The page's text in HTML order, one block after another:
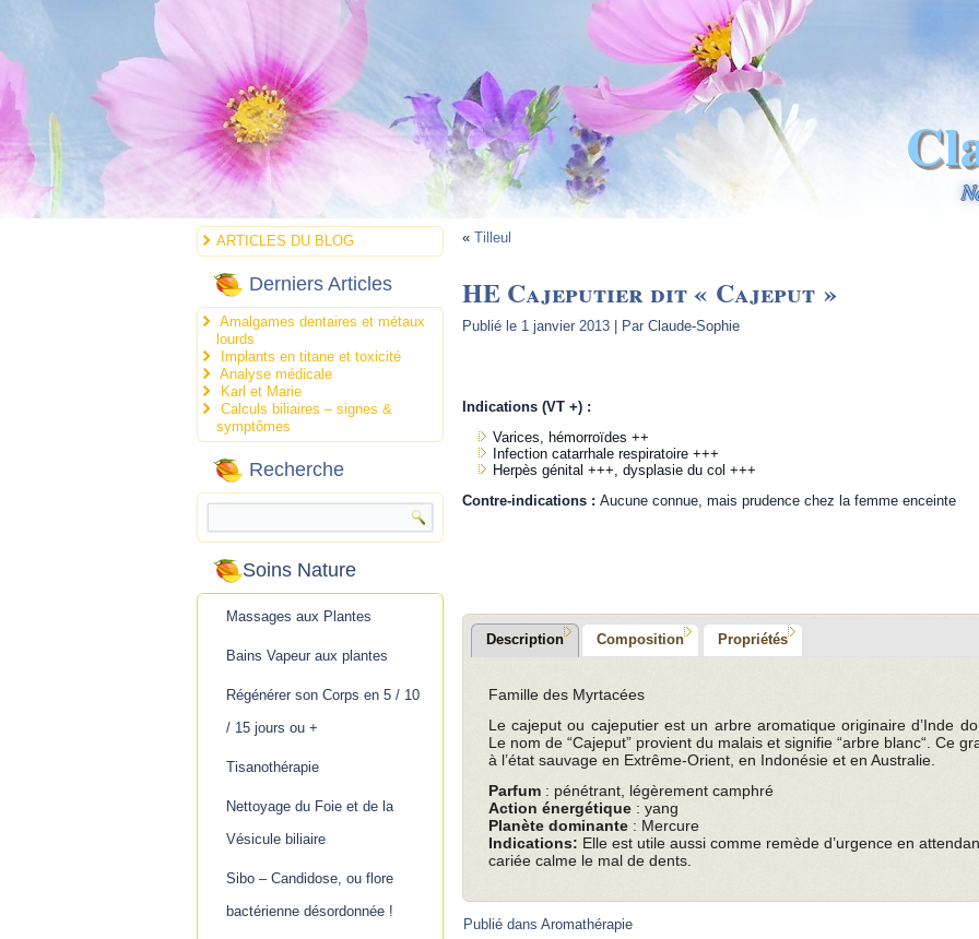
ARTICLES DU BLOG
Derniers Articles
Amalgames dentaires et métaux
lourds
Implants en titane et toxicité
Analyse médicale
Karl et Marie
Calculs biliaires – signes &
symptômes
Recherche
Soins Nature
Massages aux Plantes
Bains Vapeur aux plantes
Régénérer son Corps en 5 / 10
/ 15 jours ou +
Tisanothérapie
Nettoyage du Foie et de la
Vésicule biliaire
Sibo – Candidose, ou flore
bactérienne désordonnée !
« Tilleul
HE Cajeputier dit « Cajeput »
Publié le 1 janvier 2013 Par Claude-Sophie
Indications (VT +) :
Varices, hémorroïdes ++
Infection catarrhale respiratoire +++
Herpès génital +++, dysplasie du col +++
Contre-indications : Aucune connue, mais prudence chez la femme enceinte
Description Composition Propriétés
Famille des Myrtacées
Le cajeput ou cajeputier est un arbre aromatique originaire d’Inde
Le nom de “Cajeput” provient du malais et signifie “arbre blanc“. Ce
à l’état sauvage en Extrême-Orient, en Indonésie et en Australie.
Parfum: pénétrant, légèrement camphré
Action énergétique: yang
Planète dominante: Mercure
Indications: Elle est utile aussi comme remède d’urgence en
cariée calme le mal de dents.
Publié dans Aromathérapie